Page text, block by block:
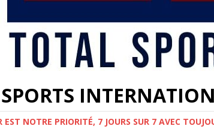
EST NOTRE PRIORITÉ, 7 JOURS SUR 7 AVEC